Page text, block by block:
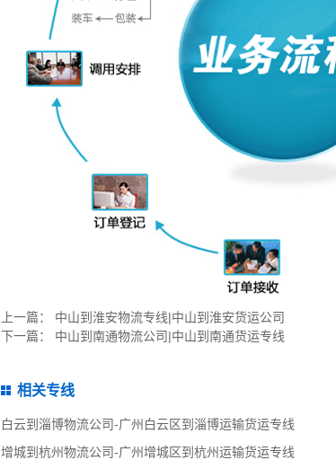
上一篇： 中山到淮安物流专线|中山到淮安货运公司
下一篇： 中山到南通物流公司|中山到南通货运专线
相关专线
白云到淄博物流公司-广州白云区到淄博运输货运专线
增城到杭州物流公司-广州增城区到杭州运输货运专线